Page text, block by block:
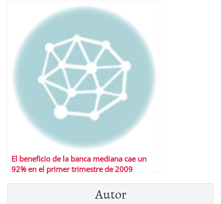
El beneficio de la banca mediana cae un
92% en el primer trimestre de 2009
Autor